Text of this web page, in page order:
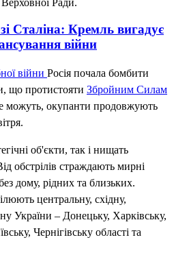
Ради.
Сталіна: Кремль вигадує
війни
війни Росія почала бомбити
що протистояти Збройним Силам
можуть, окупанти продовжують
об'єкти, так і нищать
обстрілів страждають мирні
дому, рідних та близьких.
центральну, східну,
України – Донецьку, Харківську,
Чернігівську області та